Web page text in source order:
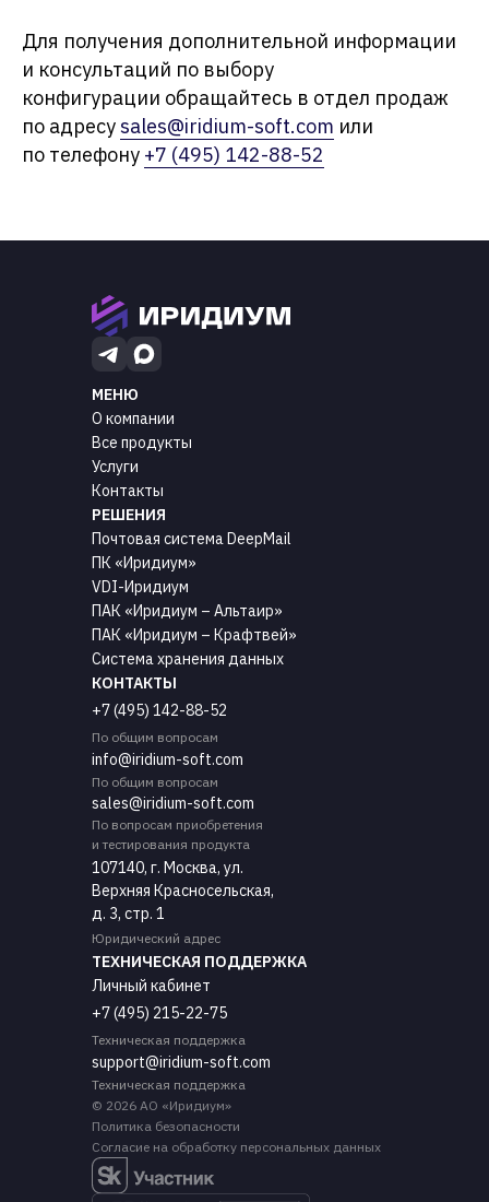
Для получения дополнительной информации
и консультаций по выбору
конфигурации обращайтесь в отдел продаж
по адресуsales@iridium-soft.com или
по телефону +7 (495) 142-88-52
МЕНЮ
О компании
Все продукты
Услуги
Контакты
РЕШЕНИЯ
Почтовая система DeepMail
ПК «Иридиум»
VDI-Иридиум
ПАК «Иридиум – Альтаир»
ПАК «Иридиум – Крафтвей»
Система хранения данных
КОНТАКТЫ
+7 (495) 142-88-52
По общим вопросам
info@iridium-soft.com
По общим вопросам
sales@iridium-soft.com
По вопросам приобретения
и тестирования продукта
107140, г. Москва, ул.
Верхняя Красносельская,
д. 3, cтр. 1
Юридический адрес
ТЕХНИЧЕСКАЯ ПОДДЕРЖКА
Личный кабинет
+7 (495) 215-22-75
Техническая поддержка
support@iridium-soft.com
Техническая поддержка
© 2026 АО «Иридиум»
Политика безопасности
Согласие на обработку персональных данных